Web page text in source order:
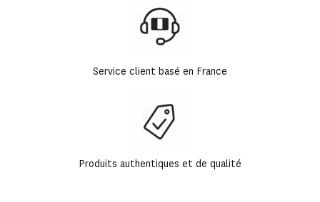
Service client basé en France
Produits authentiques et de qualité